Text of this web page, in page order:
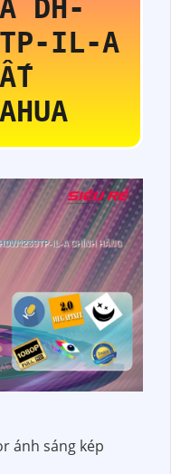
DH-
IL-A
ánh sáng kép